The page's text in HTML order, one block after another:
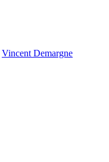
Vincent Demargne